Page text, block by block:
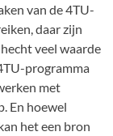
van de 4TU-
daar zijn
veel waarde
programma
met
En hoewel
het een bron